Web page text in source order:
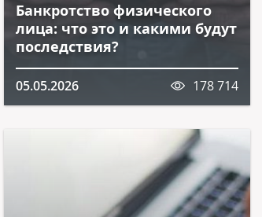
Банкротство физического
лица: что это и какими будут
последствия?
05.05.2026 178 714